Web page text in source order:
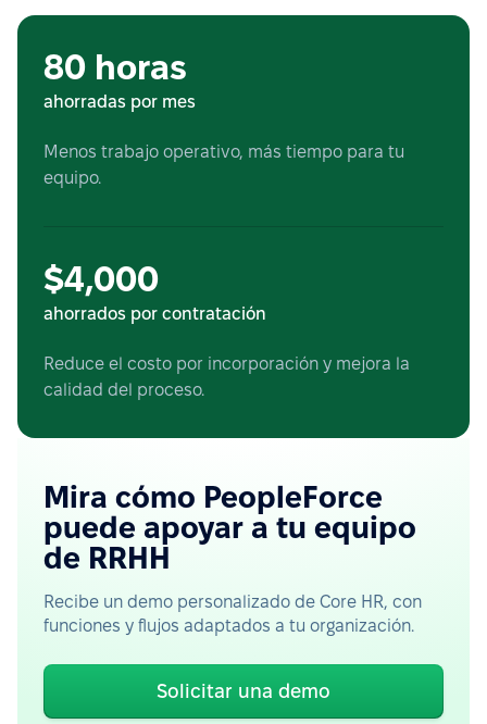
80 horas
ahorradas por mes
Menos trabajo operativo, más tiempo para tu
equipo.
$4,000
ahorrados por contratación
Reduce el costo por incorporación y mejora la
calidad del proceso.
Mira cómo PeopleForce
puede apoyar a tu equipo
de RRHH
Recibe un demo personalizado de Core HR, con
funciones y flujos adaptados a tu organización.
Solicitar una demo